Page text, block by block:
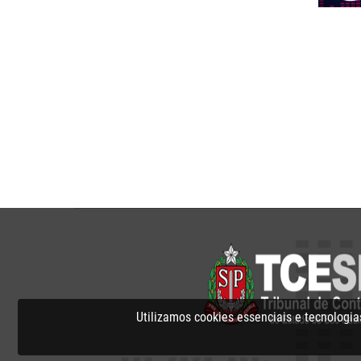
Utilizamos cookies essenciais e